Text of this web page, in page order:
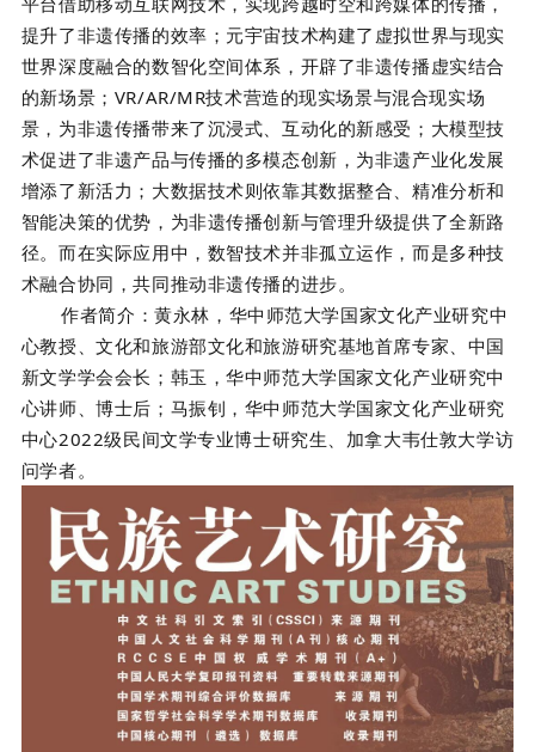
提升了非遗传播的效率；元宇宙技术构建了虚拟世界与现实
世界深度融合的数智化空间体系，开辟了非遗传播虚实结合
的新场景；VR/AR/MR技术营造的现实场景与混合现实场
景，为非遗传播带来了沉浸式、互动化的新感受；大模型技
术促进了非遗产品与传播的多模态创新，为非遗产业化发展
增添了新活力；大数据技术则依靠其数据整合、精准分析和
智能决策的优势，为非遗传播创新与管理升级提供了全新路
径。而在实际应用中，数智技术并非孤立运作，而是多种技
术融合协同，共同推动非遗传播的进步。
作者简介：黄永林，华中师范大学国家文化产业研究中
心教授、文化和旅游部文化和旅游研究基地首席专家、中国
新文学学会会长；韩玉，华中师范大学国家文化产业研究中
心讲师、博士后；马振钊，华中师范大学国家文化产业研究
中心2022级民间文学专业博士研究生、加拿大韦仕敦大学访
问学者。